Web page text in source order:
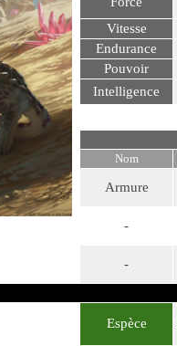
Vitesse
Endurance
Pouvoir
Intelligence
Nom
Armure
-
-
Espèce